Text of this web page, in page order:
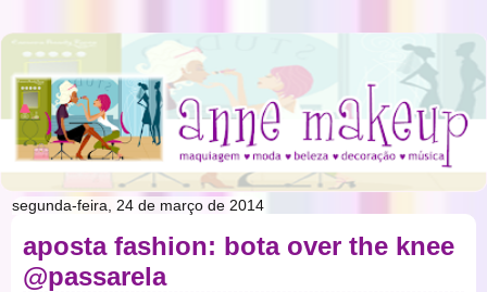
segunda-feira, 24 de março de 2014
aposta fashion: bota over the knee
@passarela